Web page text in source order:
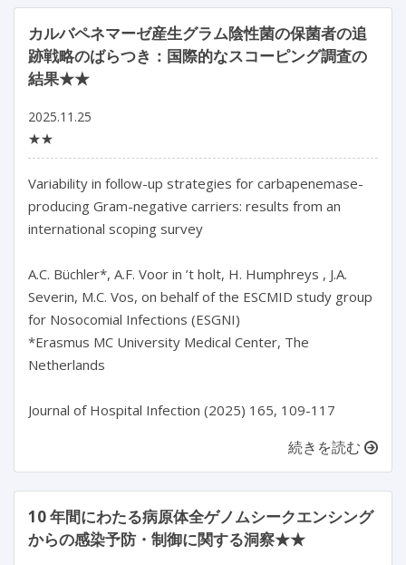
カルバペネマーゼ産生グラム陰性菌の保菌者の追
跡戦略のばらつき：国際的なスコーピング調査の
結果★★
2025.11.25
★★
Variability in follow-up strategies for carbapenemase-
producing Gram-negative carriers: results from an
international scoping survey
A.C. Büchler*, A.F. Voor in ’t holt, H. Humphreys , J.A.
Severin, M.C. Vos, on behalf of the ESCMID study group
for Nosocomial Infections (ESGNI)
*Erasmus MC University Medical Center, The
Netherlands
続きを読む
10 年間にわたる病原体全ゲノムシークエンシング
からの感染予防・制御に関する洞察★★